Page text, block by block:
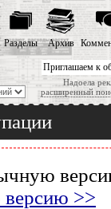
Приглашаем к
Надоела
расширенный
Разделы Архив
>>